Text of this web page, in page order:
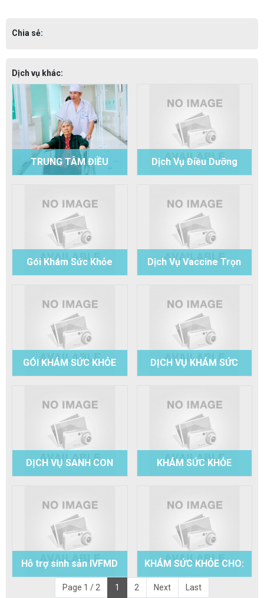
Chia sẻ:
Dịch vụ khác:
TRUNG TÂM ĐIỀU
DƯỠNG - CHĂM SÓC
KHUYẾT TẬT, PHỤC
HỒI CHỨC NĂNG
Dịch Vụ Điều Dưỡng
Chăm Sóc Trong Ngày
Phương Chi
Gói Khám Sức Khỏe
Tiền Hôn Nhân Tại
Phương Chi
Dịch Vụ Vaccine Trọn
Gói Tại Bệnh Viện Đa
GÓI KHÁM SỨC KHỎE
TỔNG QUÁT NHI
DỊCH VỤ KHÁM SỨC
KHỎE TỔNG QUÁT
DỊCH VỤ SANH CON
TRỌN GÓI - BV
KHÁM SỨC KHỎE
WORK PERMIT
Hỗ trợ sinh sản IVFMD
Bình Dương - Phương
Chi
KHÁM SỨC KHỎE CHO:
DU HỌC, XIN VIỆC LÀM
CHO NGƯỜI VIỆT NAM
Page 1 / 2 1 2 Next Last